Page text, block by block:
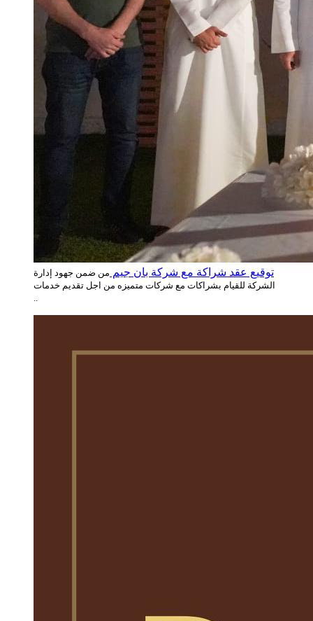
توقيع عقد شراكة مع شركة بان جيم من ضمن جهود إدارة
الشركة للقيام بشراكات مع شركات متميزه من اجل تقديم خدمات
..